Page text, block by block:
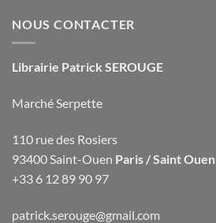
NOUS CONTACTER
Librairie Patrick SEROUGE
Marché Serpette
110 rue des Rosiers
93400 Saint-Ouen Paris / Saint Ouen
+33 6 12 89 90 97
patrick.serouge@gmail.com